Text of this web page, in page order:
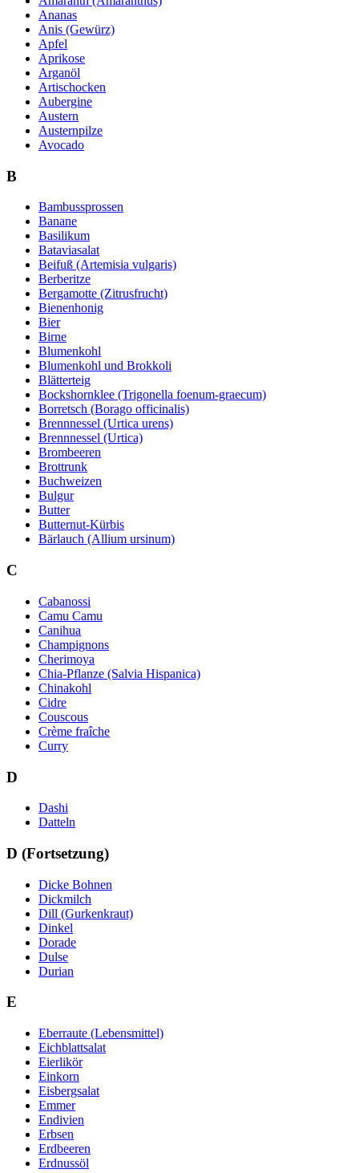
Ananas
Anis (Gewürz)
Apfel
Aprikose
Arganöl
Artischocken
Aubergine
Austern
Austernpilze
Avocado
B
Bambussprossen
Banane
Basilikum
Bataviasalat
Beifuß (Artemisia vulgaris)
Berberitze
Bergamotte (Zitrusfrucht)
Bienenhonig
Bier
Birne
Blumenkohl
Blumenkohl und Brokkoli
Blätterteig
Bockshornklee (Trigonella foenum-graecum)
Borretsch (Borago officinalis)
Brennnessel (Urtica urens)
Brennnessel (Urtica)
Brombeeren
Brottrunk
Buchweizen
Bulgur
Butter
Butternut-Kürbis
Bärlauch (Allium ursinum)
C
Cabanossi
Camu Camu
Canihua
Champignons
Cherimoya
Chia-Pflanze (Salvia Hispanica)
Chinakohl
Cidre
Couscous
Crème fraîche
Curry
D
Dashi
Datteln
D (Fortsetzung)
Dicke Bohnen
Dickmilch
Dill (Gurkenkraut)
Dinkel
Dorade
Dulse
Durian
E
Eberraute (Lebensmittel)
Eichblattsalat
Eierlikör
Einkorn
Eisbergsalat
Emmer
Endivien
Erbsen
Erdbeeren
Erdnussöl